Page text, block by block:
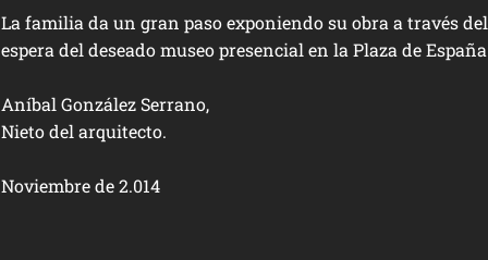
La familia da un gran paso exponiendo su obra a través
espera del deseado museo presencial en la Plaza de
Aníbal González Serrano,
Nieto del arquitecto.
Noviembre de 2.014